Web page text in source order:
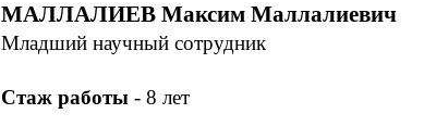
МАЛЛАЛИЕВ Максим Маллалиевич
Младший научный сотрудник
Стаж работы - 8 лет